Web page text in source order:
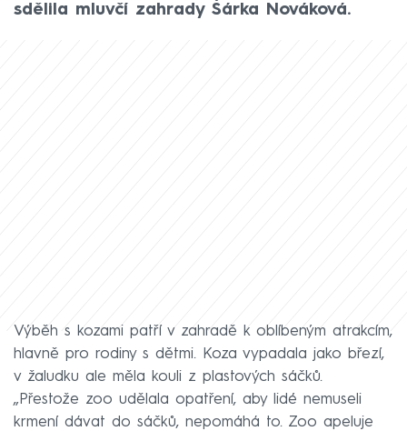
sdělila mluvčí zahrady Šárka Nováková.
Výběh s kozami patří v zahradě k oblíbeným atrakcím,
hlavně pro rodiny s dětmi. Koza vypadala jako březí,
v žaludku ale měla kouli z plastových sáčků.
„Přestože zoo udělala opatření, aby lidé nemuseli
krmení dávat do sáčků, nepomáhá to. Zoo apeluje